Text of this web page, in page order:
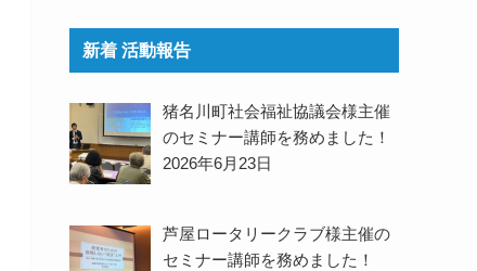
新着 活動報告
猪名川町社会福祉協議会様主催
のセミナー講師を務めました！
2026年6月23日
芦屋ロータリークラブ様主催の
セミナー講師を務めました！